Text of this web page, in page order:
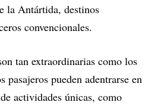
la Antártida, destinos
convencionales.
tan extraordinarias como los
pasajeros pueden adentrarse en
actividades únicas, como